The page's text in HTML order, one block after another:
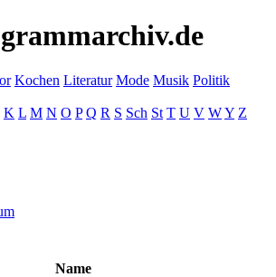
Kochen Literatur Mode Musik Politik
K L M N O P Q R S Sch St T U V WY Z
Name